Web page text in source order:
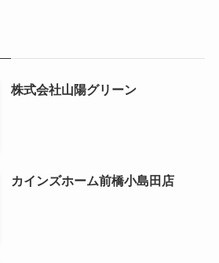
株式会社山陽グリーン
カインズホーム前橋小島田店